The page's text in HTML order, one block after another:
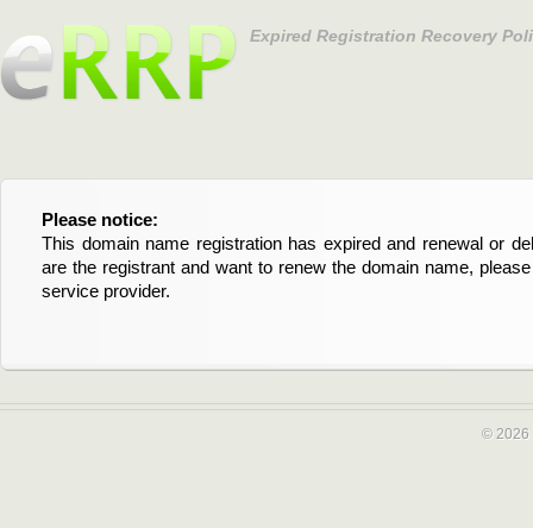
Expired Registration Recovery
Please notice:
This domain name registration has expired and renewal or
are the registrant and want to renew the domain name,
service provider.
Bitte beachten Sie:
Diese Domainregistrierung ist abgelaufen und die
Domain stehen an. Wenn Sie der Registrant sind und
verlängern möchten, kontaktieren Sie bitte Ihren Service-
© 2026